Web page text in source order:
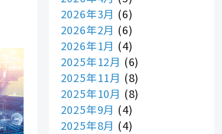
2026年3月 (6)
2026年2月 (6)
2026年1月 (4)
2025年12月 (6)
2025年11月 (8)
2025年10月 (8)
2025年9月 (4)
2025年8月 (4)